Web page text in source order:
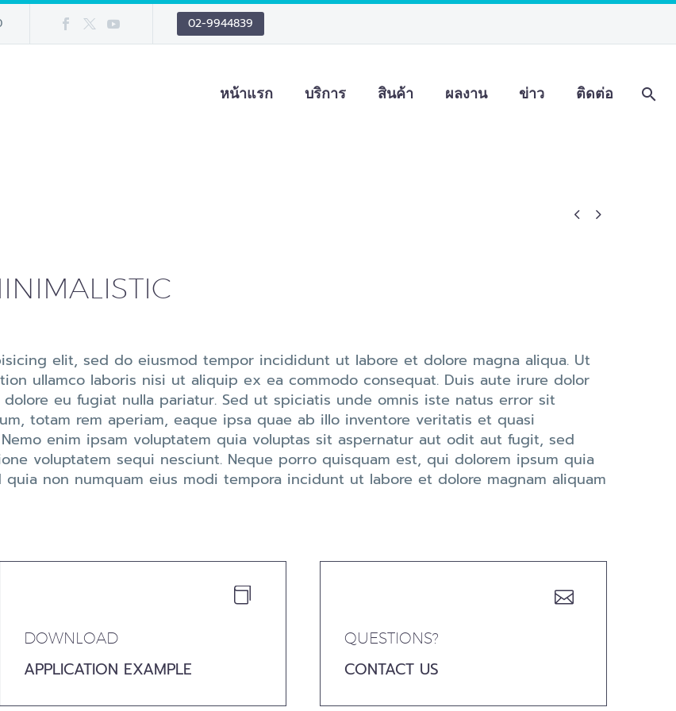
02-9944839
หน้าแรก บริการ สินค้า ผลงาน ข่าว ติดต่อ
 
elit, sed do eiusmod tempor incididunt ut labore et dolore magna aliqua. Ut
ullamco laboris nisi ut aliquip ex ea commodo consequat. Duis aute irure dolor
eu fugiat nulla pariatur. Sed ut spiciatis unde omnis iste natus error sit
totam rem aperiam, eaque ipsa quae ab illo inventore veritatis et quasi
enim ipsam voluptatem quia voluptas sit aspernatur aut odit aut fugit, sed
voluptatem sequi nesciunt. Neque porro quisquam est, qui dolorem ipsum quia
non numquam eius modi tempora incidunt ut labore et dolore magnam aliquam


DOWNLOAD
APPLICATION EXAMPLE


QUESTIONS?
CONTACT US